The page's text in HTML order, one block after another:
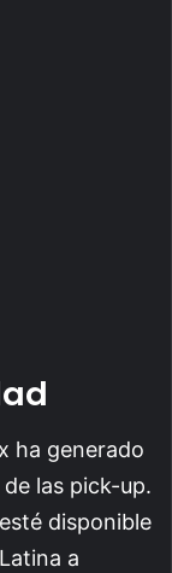
ha generado
las pick-up.
disponible
a